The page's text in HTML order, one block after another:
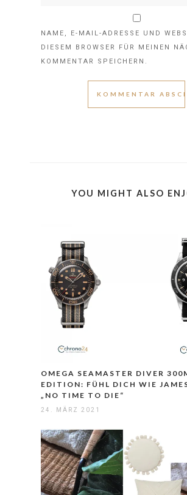
NAME, E-MAIL-ADRESSE UND
DIESEM BROWSER FÜR MEINEN
KOMMENTAR SPEICHERN.
YOU MIGHT ALSO
OMEGA SEAMASTER DIVER
EDITION: FÜHL DICH WIE
„NO TIME TO DIE“
24. MÄRZ 2021